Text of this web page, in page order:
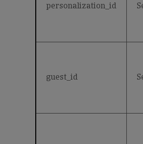
personalization_id
guest_id